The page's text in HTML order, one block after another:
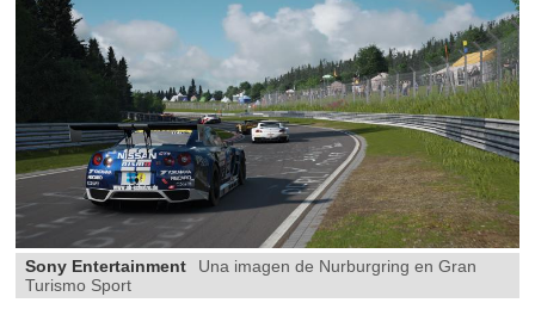
Sony Entertainment
Una imagen de Nurburgring en Gran
Turismo Sport